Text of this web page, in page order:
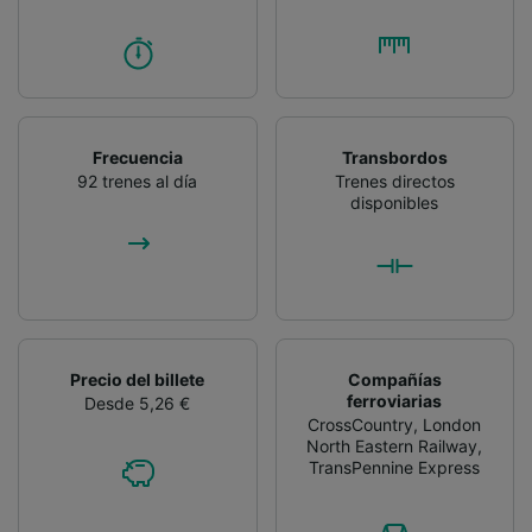
Frecuencia
92 trenes al día
Transbordos
Trenes directos
disponibles
Precio del billete
Desde 5,26 €
Compañías
ferroviarias
CrossCountry, London
North Eastern Railway,
TransPennine Express